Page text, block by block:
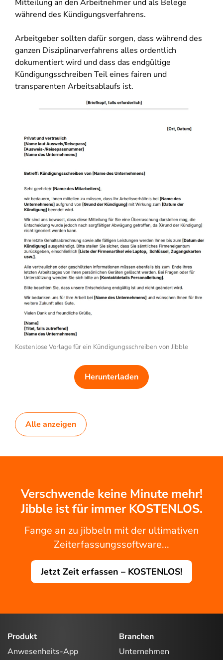
Mitteilung an den Arbeitnehmer und als Belege
während des Kündigungsverfahrens.
Arbeitgeber sollten dafür sorgen, dass während des
ganzen Disziplinarverfahrens alles ordentlich
dokumentiert wird und dass das endgültige
Kündigungsschreiben Teil eines fairen und
transparenten Arbeitsablaufs ist.
Kostenlose Vorlage für ein Kündigungsschreiben von Jibble
Herunterladen
Alle anzeigen
Verschwende keine Minute mehr!
Jibble ist für immer KOSTENLOS.
Fange an zu jibbeln mit der ultimativen
Zeiterfassungssoftware...
Jetzt Zeit erfassen – KOSTENLOS!
Produkt
Anwesenheits-App
Branchen
Unternehmen